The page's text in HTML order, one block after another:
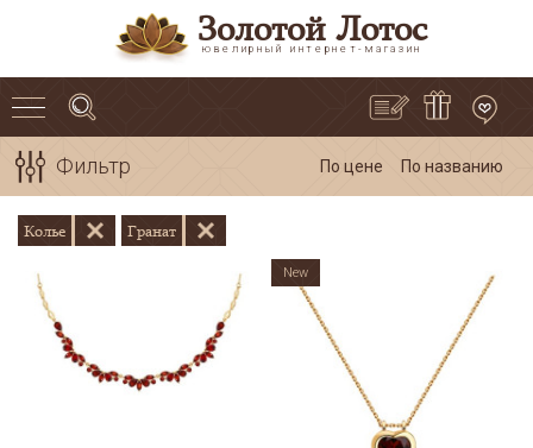
Золотой Лотос
ювелирный интернет-магазин
Фильтр По цене По названию
Колье Гранат
New